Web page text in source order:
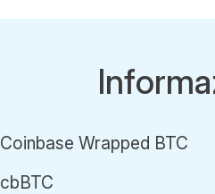
Coinbase Wrapped BTC
cbBTC